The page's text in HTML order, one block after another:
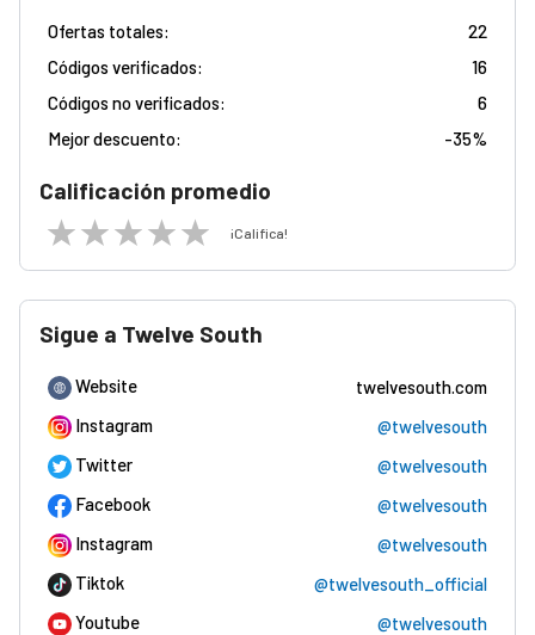
Ofertas totales:
22
Códigos verificados:
16
Códigos no verificados:
6
Mejor descuento:
-35%
Calificación promedio
¡Califica!
Sigue a Twelve South
Website
twelvesouth.com
Instagram
@twelvesouth
Twitter
@twelvesouth
Facebook
@twelvesouth
Instagram
@twelvesouth
Tiktok
@twelvesouth_official
Youtube
@twelvesouth